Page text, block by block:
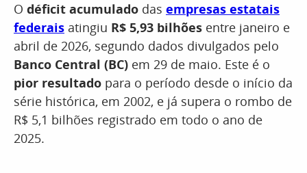
O déficit acumulado das empresas estatais
federais atingiu R$ 5,93 bilhões entre janeiro e
abril de 2026, segundo dados divulgados pelo
Banco Central (BC) em 29 de maio. Este é o
pior resultado para o período desde o início da
série histórica, em 2002, e já supera o rombo de
R$ 5,1 bilhões registrado em todo o ano de
2025.